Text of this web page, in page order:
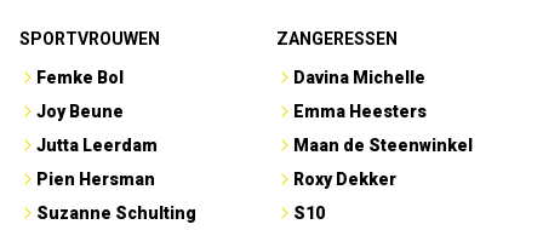
SPORTVROUWEN
Femke Bol
Joy Beune
Jutta Leerdam
Pien Hersman
Suzanne Schulting
ZANGERESSEN
Davina Michelle
Emma Heesters
Maan de Steenwinkel
Roxy Dekker
S10